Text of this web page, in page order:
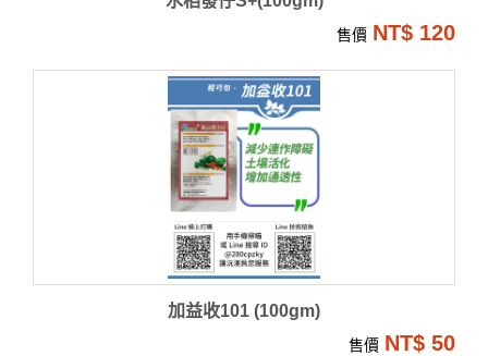
售價 NT$ 120
加益收101 (100gm)
售價 NT$ 50